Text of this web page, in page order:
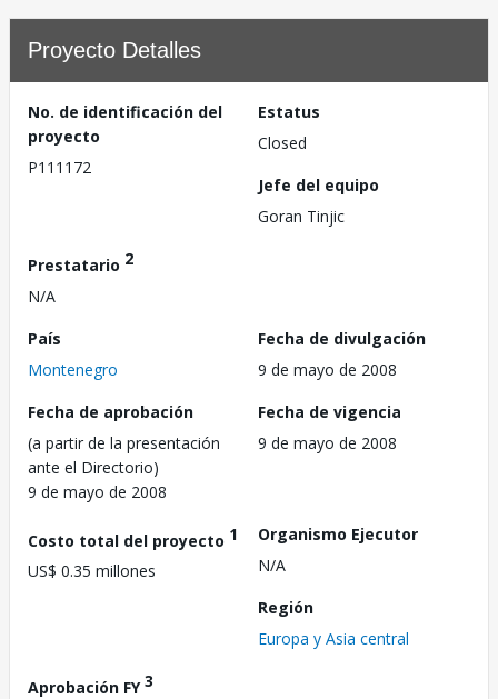
Proyecto Detalles
No. de identificación del
proyecto
P111172
Estatus
Closed
Jefe del equipo
Goran Tinjic
Prestatario 2
N/A
País
Montenegro
Fecha de divulgación
9 de mayo de 2008
Fecha de aprobación
(a partir de la presentación
ante el Directorio)
9 de mayo de 2008
Fecha de vigencia
9 de mayo de 2008
Costo total del proyecto 1
US$ 0.35 millones
Organismo Ejecutor
N/A
Región
Europa y Asia central
Aprobación FY3